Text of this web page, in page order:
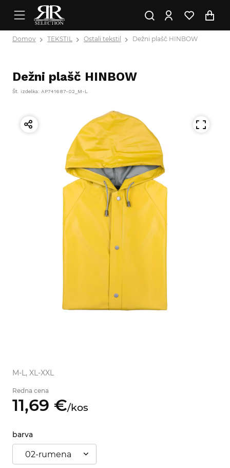
Domov TEKSTIL Ostali tekstil Dežni plašč HINBOW
Dežni plašč HINBOW
Št. izdelka: AP741687-02_M-L
M-L, XL-XXL
Redna cena
11,69 €/kos
barva
02-rumena